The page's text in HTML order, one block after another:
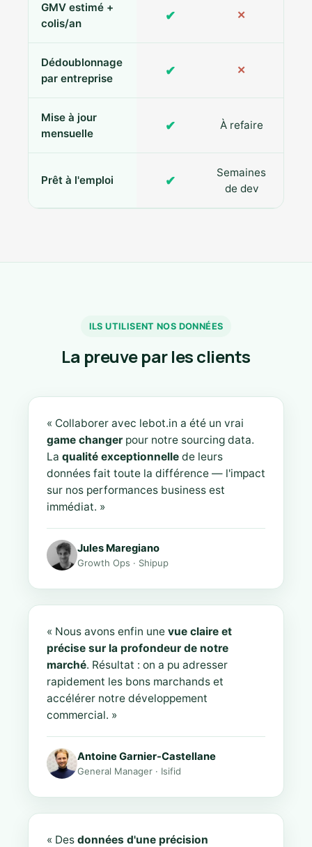
GMV estimé +
colis/an
✔ ✕
Dédoublonnage
par entreprise
✔ ✕
Mise à jour
mensuelle
✔ À refaire
Prêt à l'emploi ✔
Semaines
de dev
ILS UTILISENT NOS DONNÉES
La preuve par les clients
« Collaborer avec lebot.in a été un vrai
game changer pour notre sourcing data.
La qualité exceptionnelle de leurs
données fait toute la différence — l'impact
sur nos performances business est
immédiat. »
Jules Maregiano
Growth Ops · Shipup
« Nous avons enfin une vue claire et
précise sur la profondeur de notre
marché. Résultat : on a pu adresser
rapidement les bons marchands et
accélérer notre développement
commercial. »
Antoine Garnier-Castellane
General Manager · Isifid
« Des données d'une précision